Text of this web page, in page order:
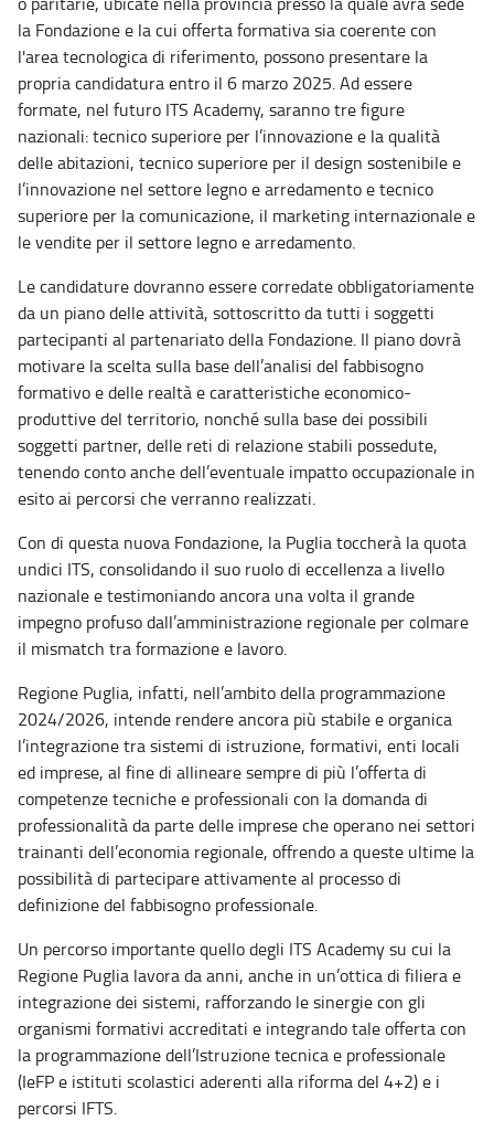
la Fondazione e la cui offerta formativa sia coerente con
l'area tecnologica di riferimento, possono presentare la
propria candidatura entro il 6 marzo 2025. Ad essere
formate, nel futuro ITS Academy, saranno tre figure
nazionali: tecnico superiore per l’innovazione e la qualità
delle abitazioni, tecnico superiore per il design sostenibile e
l’innovazione nel settore legno e arredamento e tecnico
superiore per la comunicazione, il marketing internazionale e
le vendite per il settore legno e arredamento.
Le candidature dovranno essere corredate obbligatoriamente
da un piano delle attività, sottoscritto da tutti i soggetti
partecipanti al partenariato della Fondazione. Il piano dovrà
motivare la scelta sulla base dell’analisi del fabbisogno
formativo e delle realtà e caratteristiche economico-
produttive del territorio, nonché sulla base dei possibili
soggetti partner, delle reti di relazione stabili possedute,
tenendo conto anche dell’eventuale impatto occupazionale in
esito ai percorsi che verranno realizzati.
Con di questa nuova Fondazione, la Puglia toccherà la quota
undici ITS, consolidando il suo ruolo di eccellenza a livello
nazionale e testimoniando ancora una volta il grande
impegno profuso dall’amministrazione regionale per colmare
il mismatch tra formazione e lavoro.
Regione Puglia, infatti, nell’ambito della programmazione
2024/2026, intende rendere ancora più stabile e organica
l’integrazione tra sistemi di istruzione, formativi, enti locali
ed imprese, al fine di allineare sempre di più l’offerta di
competenze tecniche e professionali con la domanda di
professionalità da parte delle imprese che operano nei settori
trainanti dell’economia regionale, offrendo a queste ultime la
possibilità di partecipare attivamente al processo di
definizione del fabbisogno professionale.
Un percorso importante quello degli ITS Academy su cui la
Regione Puglia lavora da anni, anche in un’ottica di filiera e
integrazione dei sistemi, rafforzando le sinergie con gli
organismi formativi accreditati e integrando tale offerta con
la programmazione dell’Istruzione tecnica e professionale
(IeFP e istituti scolastici aderenti alla riforma del 4+2) e i
percorsi IFTS.